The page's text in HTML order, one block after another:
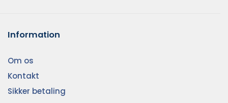
Information
Om os
Kontakt
Sikker betaling